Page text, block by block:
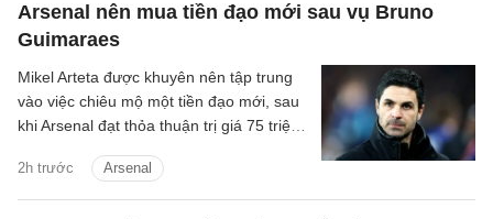
Arsenal nên mua tiền đạo mới sau vụ Bruno
Guimaraes
2h trước Arsenal
Mikel Arteta được khuyên nên tập trung
vào việc chiêu mộ một tiền đạo mới, sau
khi Arsenal đạt thỏa thuận trị giá 75 triệu